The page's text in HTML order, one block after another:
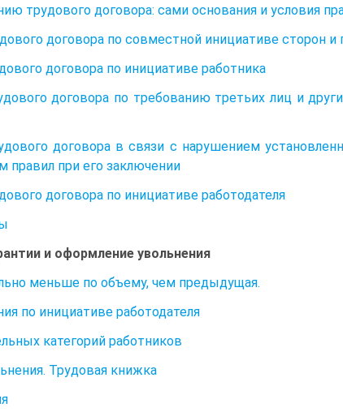
трудового договора: сами основания и условия
договора по совместной инициативе сторон и
договора по инициативе работника
договора по требованию третьих лиц и
договора в связи с нарушением
правил при его заключении
договора по инициативе работодателя
и оформление увольнения
меньше по объему, чем предыдущая.
по инициативе работодателя
категорий работников
Трудовая книжка